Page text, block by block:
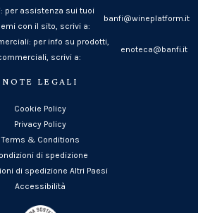
per assistenza sui tuoi
con il sito, scrivi a:
banfi@wineplatform.it
per info su prodotti,
scrivi a:
enoteca@banfi.it
NOTE LEGALI
Cookie Policy
Privacy Policy
Terms & Conditions
di spedizione
di spedizione Altri Paesi
Accessibilità